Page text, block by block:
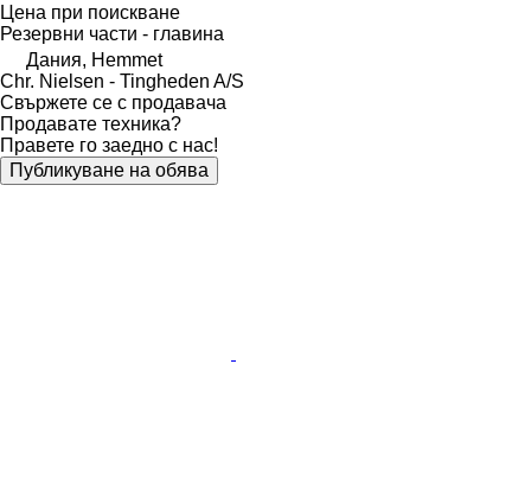
Цена при поискване
Резервни части - главина
Дания, Hemmet
Chr. Nielsen - Tingheden A/S
Свържете се с продавача
Продавате техника?
Правете го заедно с нас!
Публикуване на обява